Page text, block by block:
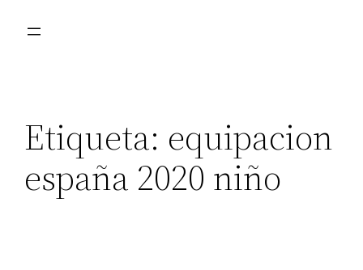
Etiqueta: equipacion
españa 2020 niño